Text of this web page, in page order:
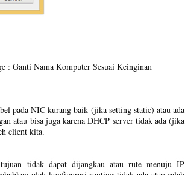
: Ganti Nama Komputer Sesuai Keinginan
pada NIC kurang baik (jika setting static) atau ada
atau bisa juga karena DHCP server tidak ada (jika
client kita.
tidak dapat dijangkau atau rute menuju IP